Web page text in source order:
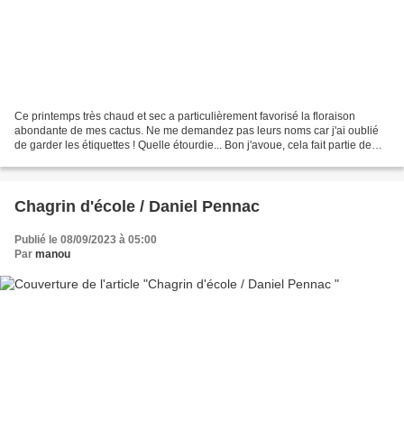
Ce printemps très chaud et sec a particulièrement favorisé la floraison
abondante de mes cactus. Ne me demandez pas leurs noms car j'ai oublié
de garder les étiquettes ! Quelle étourdie... Bon j'avoue, cela fait partie de
Chagrin d'école / Daniel Pennac
Publié le 08/09/2023 à 05:00
Par manou